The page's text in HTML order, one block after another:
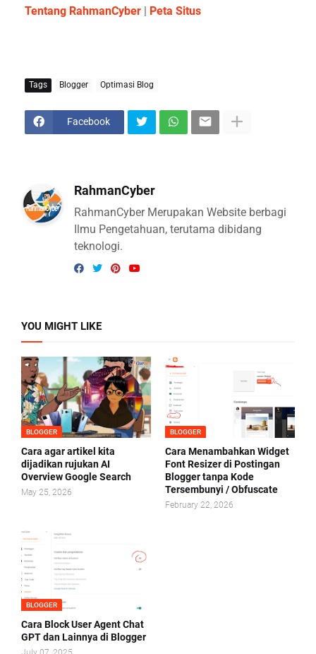
Tentang RahmanCyber | Peta Situs
Tags Blogger Optimasi Blog
Facebook
RahmanCyber
RahmanCyber Merupakan Website berbagi
Ilmu Pengetahuan, terutama dibidang
teknologi.
YOU MIGHT LIKE
BLOGGER
Cara agar artikel kita
dijadikan rujukan AI
Overview Google Search
May 25, 2026
BLOGGER
Cara Menambahkan Widget
Font Resizer di Postingan
Blogger tanpa Kode
Tersembunyi / Obfuscate
February 22, 2026
BLOGGER
Cara Block User Agent Chat
GPT dan Lainnya di Blogger